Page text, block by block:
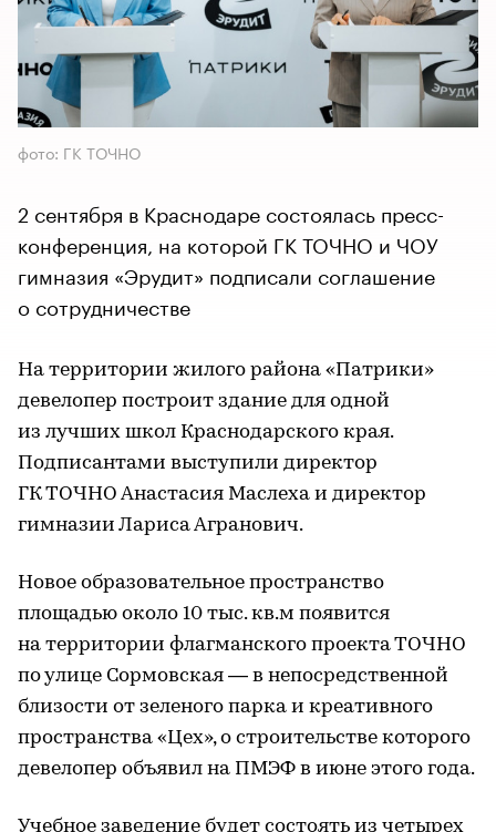
фото: ГК ТОЧНО
2 сентября в Краснодаре состоялась пресс-
конференция, на которой ГК ТОЧНО и ЧОУ
гимназия «Эрудит» подписали соглашение
о сотрудничестве
На территории жилого района «Патрики»
девелопер построит здание для одной
из лучших школ Краснодарского края.
Подписантами выступили директор
ГК ТОЧНО Анастасия Маслеха и директор
гимназии Лариса Агранович.
Новое образовательное пространство
площадью около 10 тыс. кв.м появится
на территории флагманского проекта ТОЧНО
по улице Сормовская — в непосредственной
близости от зеленого парка и креативного
пространства «Цех», о строительстве которого
девелопер объявил на ПМЭФ в июне этого года.
Учебное заведение будет состоять из четырех